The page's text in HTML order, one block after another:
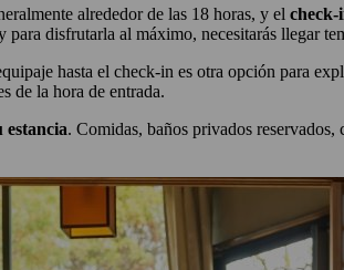
alrededor de las 18 horas, y el check-
disfrutarla al máximo, necesitarás llegar
hasta el check-in es otra opción para
de la hora de entrada.
estancia. Comidas, baños privados reservados,